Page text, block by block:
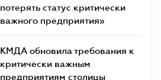
потерять статус критически
важного предприятия»
КМДА обновила требования к
критически важным
предприятиям столицы